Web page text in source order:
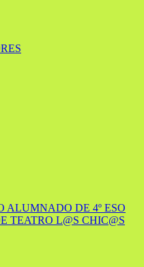
ALUMNADO DE 4º ESO
TEATRO L@S CHIC@S